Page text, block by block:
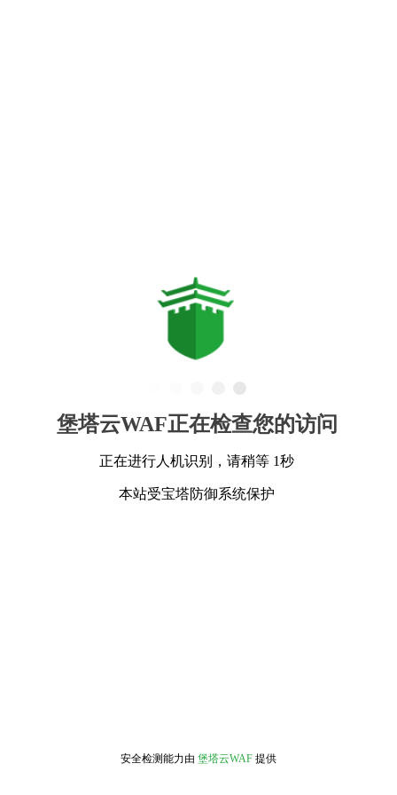
堡塔云WAF正在检查您的访问
正在进行人机识别，请稍等 1秒
本站受宝塔防御系统保护
安全检测能力由 堡塔云WAF 提供